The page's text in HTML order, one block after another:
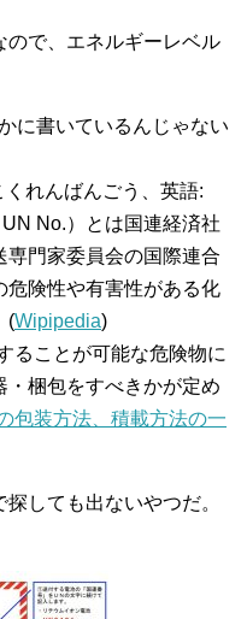
ので、エネルギーレベル
に書いているんじゃない
れんばんごう、英語:
No.）とは国連経済社
門家委員会の国際連合
危険性や有害性がある化
(Wipipedia)
ることが可能な危険物に
・梱包をすべきかが定め
包装方法、積載方法の一
しても出ないやつだ。